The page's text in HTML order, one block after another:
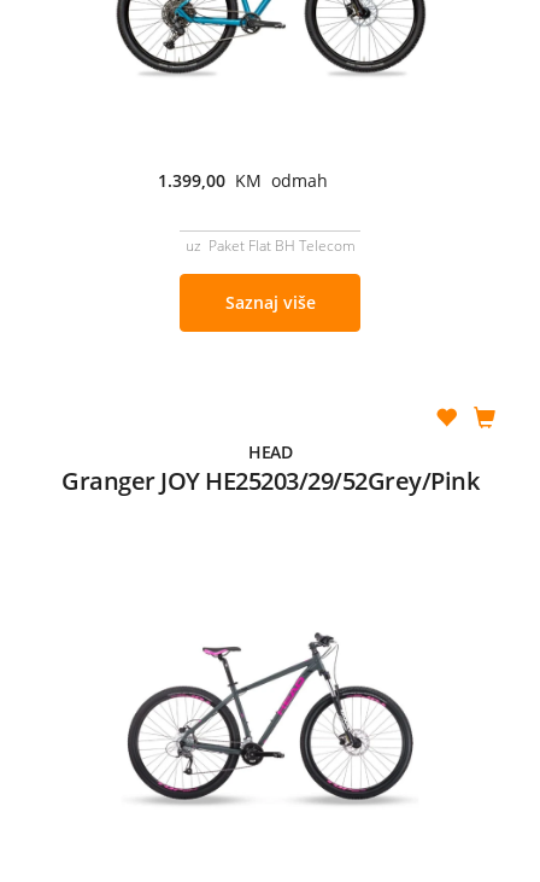
1.399,00 KM odmah
uz Paket Flat BH Telecom
Saznaj više
HEAD
Granger JOY HE25203/29/52Grey/Pink